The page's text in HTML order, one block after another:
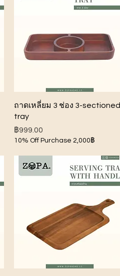
ดูข้อมูลด่วน
ถาดเหลี่ยม 3 ช่อง 3-sectioned
tray
ราคา
฿999.00
10% Off Purchase 2,000฿